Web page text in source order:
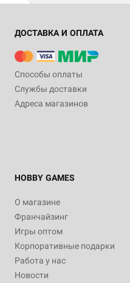
ДОСТАВКА И ОПЛАТА
Способы оплаты
Службы доставки
Адреса магазинов
HOBBY GAMES
О магазине
Франчайзинг
Игры оптом
Корпоративные подарки
Работа у нас
Новости